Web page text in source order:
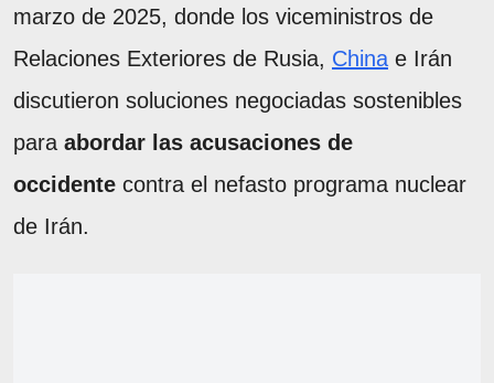
marzo de 2025, donde los viceministros de
Relaciones Exteriores de Rusia, China e Irán
discutieron soluciones negociadas sostenibles
para abordar las acusaciones de
occidente contra el nefasto programa nuclear
de Irán.